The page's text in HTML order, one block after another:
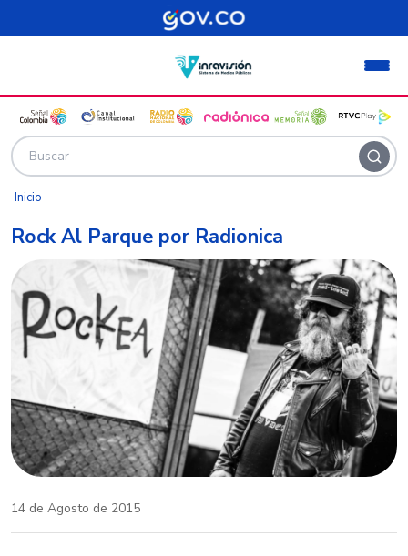
Pasar al contenido principal
Inicio
Rock Al Parque por Radionica
14 de Agosto de 2015